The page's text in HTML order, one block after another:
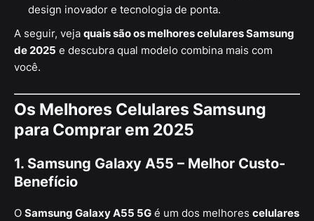
design inovador e tecnologia de ponta.
A seguir, veja quais são os melhores celulares Samsung
de 2025 e descubra qual modelo combina mais com
você.
Os Melhores Celulares Samsung
para Comprar em 2025
1. Samsung Galaxy A55 – Melhor Custo-
Benefício
O Samsung Galaxy A55 5G é um dos melhores celulares